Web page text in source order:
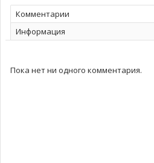
Комментарии
Информация
Пока нет ни одного комментария.